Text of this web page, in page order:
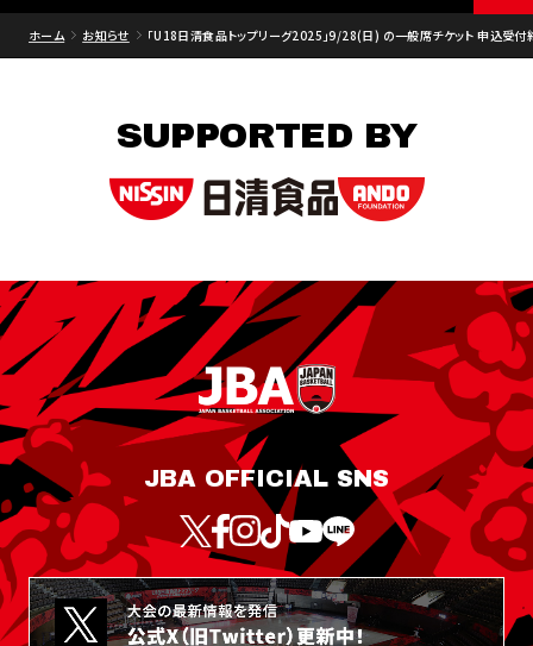
ホーム お知らせ 「U18日清食品トップリーグ2025」9/28(日) の一般席チケット 申込受
SUPPORTED BY
JBA OFFICIAL SNS